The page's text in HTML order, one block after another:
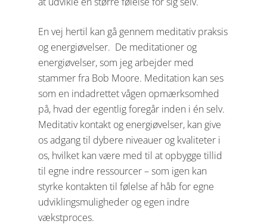
En vej hertil kan gå gennem meditativ praksis
og energiøvelser. De meditationer og
energiøvelser, som jeg arbejder med
stammer fra Bob Moore. Meditation kan ses
som en indadrettet vågen opmærksomhed
på, hvad der egentlig foregår inden i én selv.
Meditativ kontakt og energiøvelser, kan give
os adgang til dybere niveauer og kvaliteter i
os, hvilket kan være med til at opbygge tillid
til egne indre ressourcer – som igen kan
styrke kontakten til følelse af håb for egne
udviklingsmuligheder og egen indre
vækstproces.